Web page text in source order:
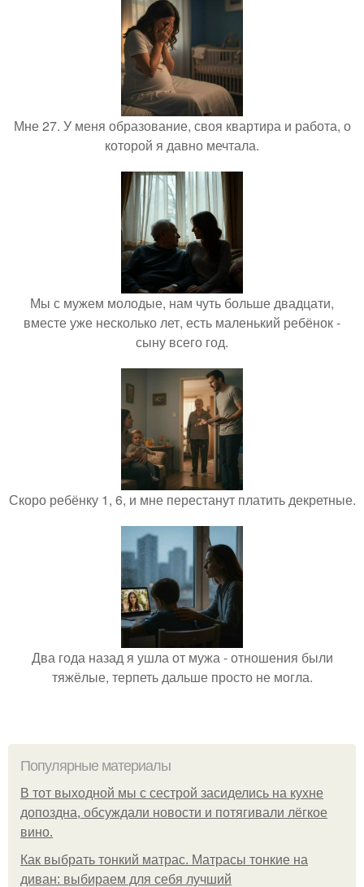
Мне 27. У меня образование, своя квартира и работа, о
которой я давно мечтала.
Мы с мужем молодые, нам чуть больше двадцати,
вместе уже несколько лет, есть маленький ребёнок -
сыну всего год.
Скоро ребёнку 1, 6, и мне перестанут платить декретные.
Два года назад я ушла от мужа - отношения были
тяжёлые, терпеть дальше просто не могла.
Популярные материалы
В тот выходной мы с сестрой засиделись на кухне
допоздна, обсуждали новости и потягивали лёгкое
вино.
Как выбрать тонкий матрас. Матрасы тонкие на
диван: выбираем для себя лучший